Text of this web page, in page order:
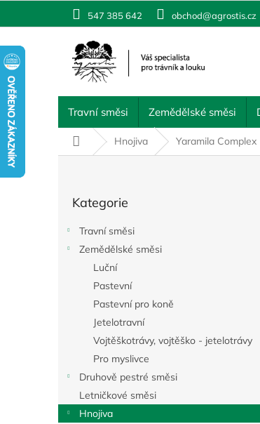
547 385 642 obchod@agrostis.cz
Travní směsi Zemědělské směsi
Domů Hnojiva Yaramila
kategorie
Kategorie
Travní směsi
Zemědělské směsi
Luční
Pastevní
Pastevní pro koně
Jetelotravní
Vojtěškotrávy, vojtěško - jetelotrávy
Pro myslivce
Druhově pestré směsi
Letničkové směsi
Hnojiva